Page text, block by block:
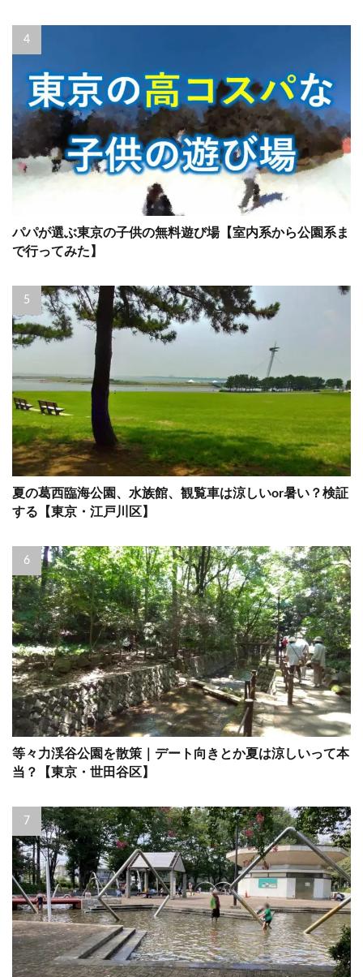
パパが選ぶ東京の子供の無料遊び場【室内系から公園系ま
で行ってみた】
夏の葛西臨海公園、水族館、観覧車は涼しいor暑い？検証
する【東京・江戸川区】
等々力渓谷公園を散策｜デート向きとか夏は涼しいって本
当？【東京・世田谷区】